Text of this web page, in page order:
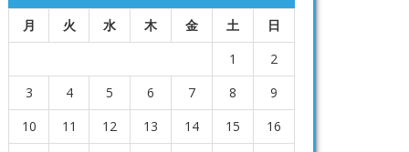
月 火 水 木 金 土
日
1
2
3
4 5 6 7 8
9
10
11 12 13 14 15
16